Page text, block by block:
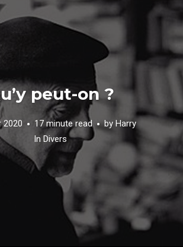
peut-on ?
2020 17 minute read by Harry
In Divers